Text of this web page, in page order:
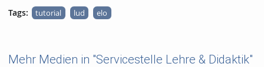
Tags:
tutorial lud elo
Mehr Medien in "Servicestelle Lehre & Didaktik"